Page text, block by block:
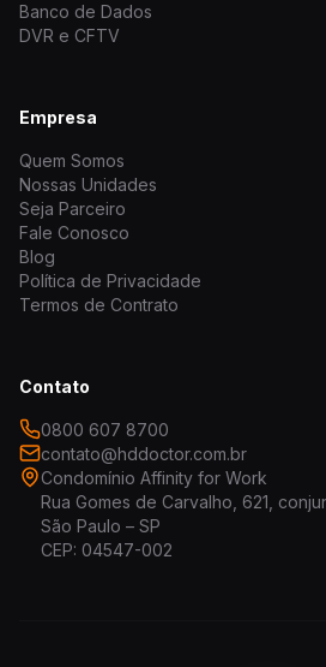
Banco de Dados
DVR e CFTV
Empresa
Quem Somos
Nossas Unidades
Seja Parceiro
Fale Conosco
Blog
Política de Privacidade
Termos de Contrato
Contato
0800 607 8700
contato@hddoctor.com.br
Condomínio Affinity for Work
Rua Gomes de Carvalho, 621,
São Paulo – SP
CEP: 04547-002